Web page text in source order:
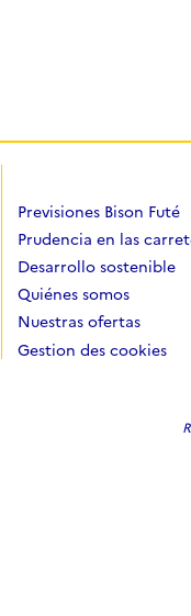
Previsiones Bison Futé
Prudencia en las
Desarrollo sostenible
Quiénes somos
Nuestras ofertas
Gestion des cookies